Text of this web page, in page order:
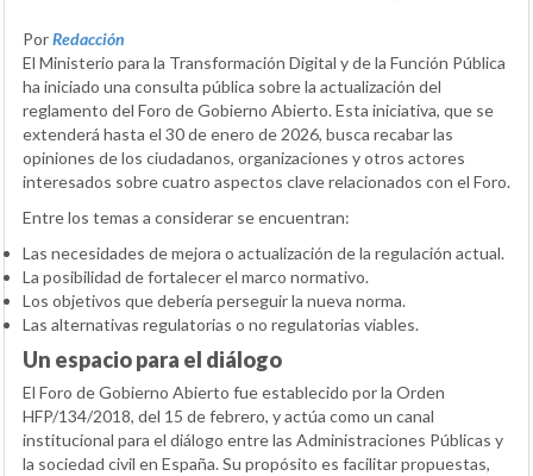
PorRedacción
El Ministerio para la Transformación Digital y de la Función Pública
ha iniciado una consulta pública sobre la actualización del
reglamento del Foro de Gobierno Abierto. Esta iniciativa, que se
extenderá hasta el 30 de enero de 2026, busca recabar las
opiniones de los ciudadanos, organizaciones y otros actores
interesados sobre cuatro aspectos clave relacionados con el Foro.
Entre los temas a considerar se encuentran:
Las necesidades de mejora o actualización de la regulación actual.
La posibilidad de fortalecer el marco normativo.
Los objetivos que debería perseguir la nueva norma.
Las alternativas regulatorias o no regulatorias viables.
Un espacio para el diálogo
El Foro de Gobierno Abierto fue establecido por la Orden
HFP/134/2018, del 15 de febrero, y actúa como un canal
institucional para el diálogo entre las Administraciones Públicas y
la sociedad civil en España. Su propósito es facilitar propuestas,